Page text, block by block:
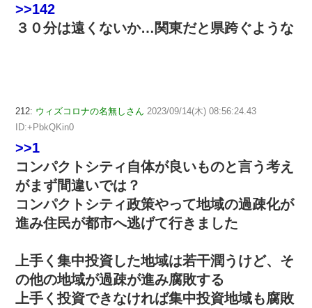
>>142
３０分は遠くないか…関東だと県跨ぐような
212: ウィズコロナの名無しさん 2023/09/14(木) 08:56:24.43
ID:+PbkQKin0
>>1
コンパクトシティ自体が良いものと言う考え
がまず間違いでは？
コンパクトシティ政策やって地域の過疎化が
進み住民が都市へ逃げて行きました
上手く集中投資した地域は若干潤うけど、そ
の他の地域が過疎が進み腐敗する
上手く投資できなければ集中投資地域も腐敗